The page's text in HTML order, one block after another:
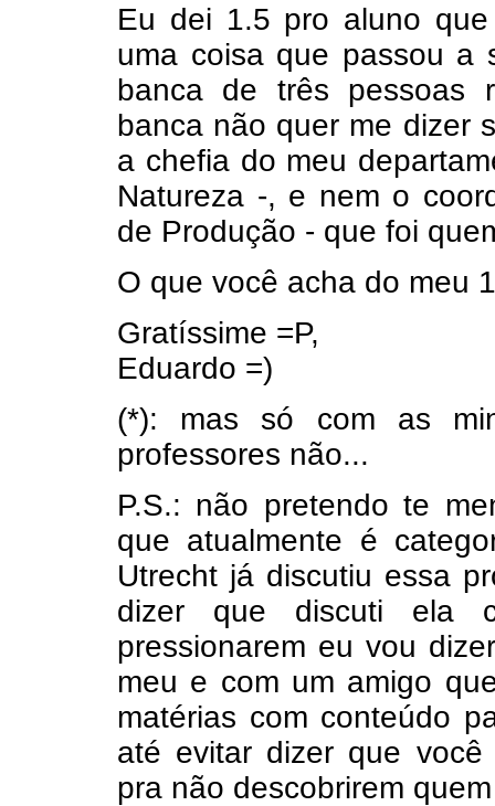
Eu dei 1.5 pro aluno
uma coisa que passou a
banca de três pessoas
banca não quer me dizer
a chefia do meu
Natureza -, e nem o
de Produção - que foi
O que você acha do meu
Gratíssime =P,
Eduardo =)
(*): mas só com as
professores não...
P.S.: não pretendo te
que atualmente é
Utrecht já discutiu essa
dizer que discuti ela
pressionarem eu vou
meu e com um amigo
matérias com conteúdo
até evitar dizer que você
pra não descobrirem